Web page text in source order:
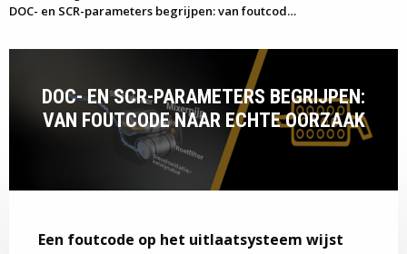
DOC- en SCR-parameters begrijpen: van foutcode naar echte oorzaak
DOC- EN SCR-PARAMETERS BEGRIJPEN:
VAN FOUTCODE NAAR ECHTE OORZAAK
Een foutcode op het uitlaatsysteem wijst